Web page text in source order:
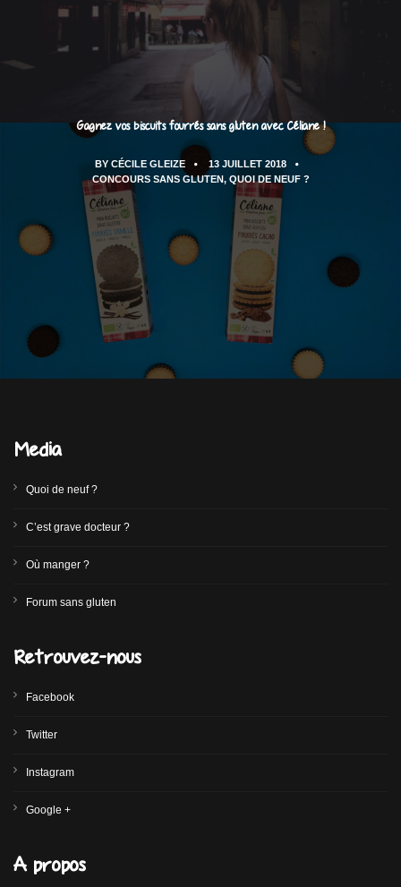
Gagnez vos biscuits fourrés sans gluten avec Céliane !
BY CÉCILE GLEIZE
13 JUILLET 2018
CONCOURS SANS GLUTEN, QUOI DE NEUF ?
Media
Quoi de neuf ?
C’est grave docteur ?
Où manger ?
Forum sans gluten
Retrouvez-nous
Facebook
Twitter
Instagram
Google +
A propos